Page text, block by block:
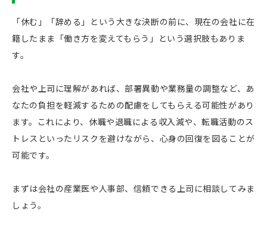
「休む」「辞める」という大きな決断の前に、現在の会社に在
籍したまま「働き方を変えてもらう」という選択肢もありま
す。
会社や上司に理解があれば、部署異動や業務量の調整など、あ
なたの負担を軽減するための配慮をしてもらえる可能性があり
ます。これにより、休職や退職による収入減や、転職活動のス
トレスといったリスクを避けながら、心身の回復を図ることが
可能です。
まずは会社の産業医や人事部、信頼できる上司に相談してみま
しょう。